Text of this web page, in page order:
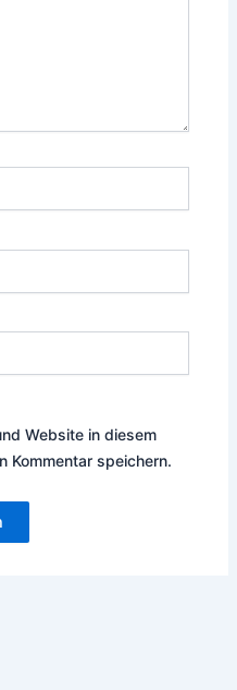
Website in diesem
Kommentar speichern.